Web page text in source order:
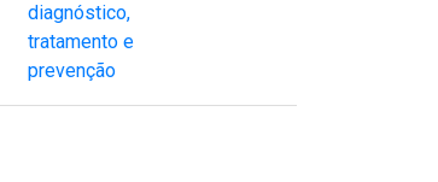
diagnóstico,
tratamento e
prevenção